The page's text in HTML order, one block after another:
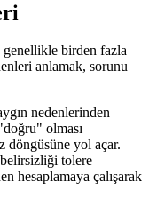
genellikle birden fazla
anlamak, sorunu
nedenlerinden
olması
döngüsüne yol açar.
tolere
hesaplamaya çalışarak